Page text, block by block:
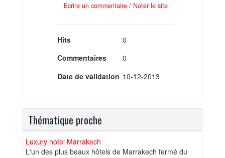
Ecrire un commentaire / Noter le site
Hits
0
Commentaires
0
Date de validation 10-12-2013
Thématique proche
Luxury hotel Marrakech
L'un des plus beaux hôtels de Marrakech fermé du